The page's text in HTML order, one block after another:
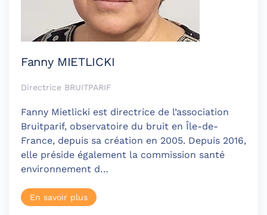
Fanny MIETLICKI
Directrice BRUITPARIF
Fanny Mietlicki est directrice de l’association
Bruitparif, observatoire du bruit en Île-de-
France, depuis sa création en 2005. Depuis 2016,
elle préside également la commission santé
environnement d…
En savoir plus